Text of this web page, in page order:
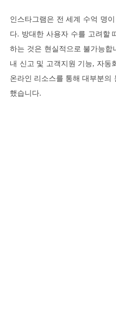
인스타그램은 전 세계 수억 명
다. 방대한 사용자 수를 고려할
하는 것은 현실적으로 불가능합
내 신고 및 고객지원 기능, 자동
온라인 리소스를 통해 대부분의
했습니다.